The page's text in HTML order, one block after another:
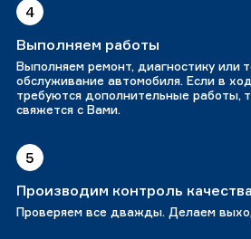
4
Выполняем работы
Выполняем ремонт, диагностику или
обслуживание автомобиля. Если в
требуются дополнительные работы,
свяжется с Вами.
5
Производим контроль
Проверяем все дважды. Делаем